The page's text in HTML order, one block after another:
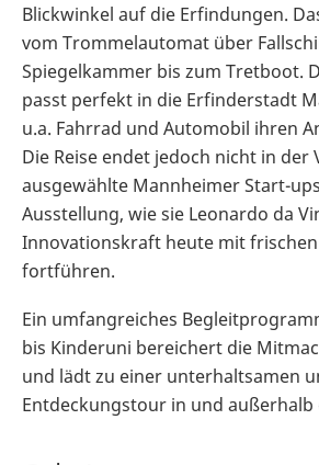
Blickwinkel auf die Erfindungen.
vom Trommelautomat über
Spiegelkammer bis zum Tretboot.
passt perfekt in die Erfinderstadt
u.a. Fahrrad und Automobil ihren
Die Reise endet jedoch nicht in der
ausgewählte Mannheimer Start-
Ausstellung, wie sie Leonardo da
Innovationskraft heute mit
fortführen.
Ein umfangreiches
bis Kinderuni bereichert die
und lädt zu einer unterhaltsamen
Entdeckungstour in und außerhalb